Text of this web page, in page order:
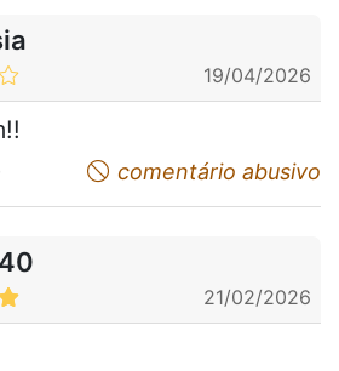
19/04/2026
not appreciatecomentário abusivo
21/02/2026